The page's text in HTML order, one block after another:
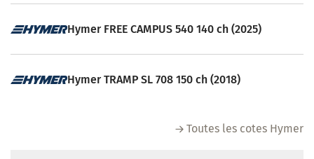
Hymer FREE CAMPUS 540 140 ch (2025)
Hymer TRAMP SL 708 150 ch (2018)
Toutes les cotes Hymer